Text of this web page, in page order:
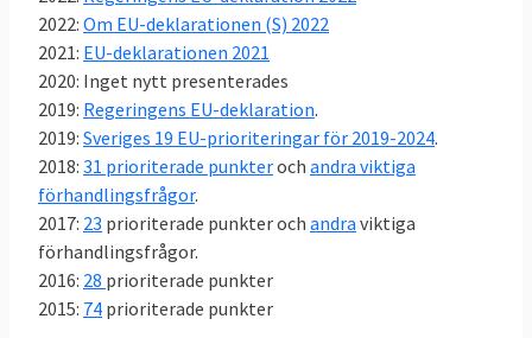
ländernas regeringar, var oavsett politisk
färg, nästan alltid överens om nya EU-lagar.
Sverige röstade nej 14 gånger – knappt 2
procent av lagarna. I nästan 98 procent av
omröstningarna i EU röstade Sverige, efter
beslut i riksdagens EU-nämnd, ja till nya EU-
lagar. Läsmer om undersökningen.
2022: Om EU-deklarationen (S) 2022
2021: EU-deklarationen 2021
2020: Inget nytt presenterades
2019: Regeringens EU-deklaration.
2019: Sveriges 19 EU-prioriteringar för 2019-2024.
2018: 31 prioriterade punkteroch andra viktiga
förhandlingsfrågor.
2017: 23 prioriterade punkter och andra viktiga
förhandlingsfrågor.
2016: 28 prioriterade punkter
2015: 74 prioriterade punkter